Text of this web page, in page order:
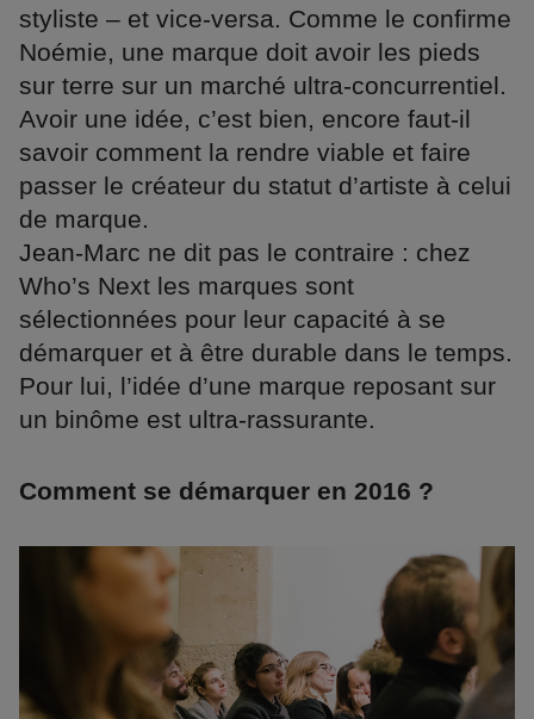
styliste – et vice-versa. Comme le confirme
Noémie, une marque doit avoir les pieds
sur terre sur un marché ultra-concurrentiel.
Avoir une idée, c’est bien, encore faut-il
savoir comment la rendre viable et faire
passer le créateur du statut d’artiste à celui
de marque.
Jean-Marc ne dit pas le contraire : chez
Who’s Next les marques sont
sélectionnées pour leur capacité à se
démarquer et à être durable dans le temps.
Pour lui, l’idée d’une marque reposant sur
un binôme est ultra-rassurante.
Comment se démarquer en 2016 ?